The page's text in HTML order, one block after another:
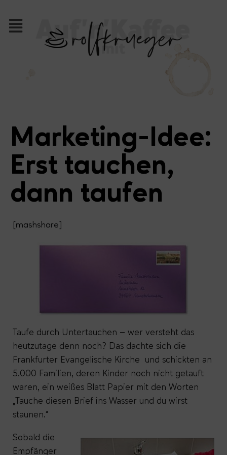
Marketing-Idee:
Erst tauchen,
dann taufen
[mashshare]
Taufe durch Untertauchen – wer versteht das
heutzutage denn noch? Das dachte sich die
Frankfurter Evangelische Kirche und schickten an
5.000 Familien, deren Kinder noch nicht getauft
waren, ein weißes Blatt Papier mit den Worten
„Tauche diesen Brief ins Wasser und du wirst
staunen.“
Sobald die
Empfänger